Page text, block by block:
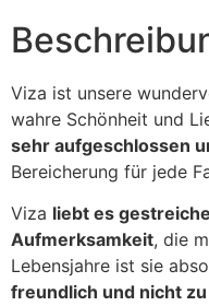
Viza ist unsere
wahre Schönheit und
sehr aufgeschlossen
Bereicherung für jede
Viza liebt es
Aufmerksamkeit, die
Lebensjahre ist sie
freundlich und nicht